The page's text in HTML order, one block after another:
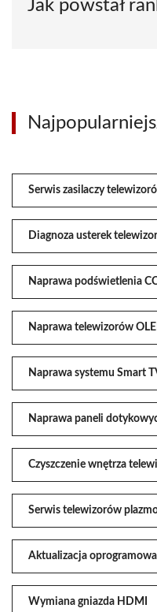
Jak powstał
Serwis zasilaczy
Diagnoza usterek
Naprawa podświetlenia
Naprawa telewizorów
Naprawa systemu Smart
Naprawa paneli
Czyszczenie wnętrza
Serwis telewizorów
Aktualizacja
Wymiana gniazda HDMI